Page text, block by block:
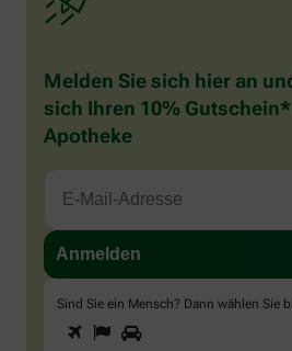
Melden Sie sich hier an
sich Ihren 10%
Apotheke
Sind Sie ein Mensch? Dann wählen Sie
Sind
Sie
1 2